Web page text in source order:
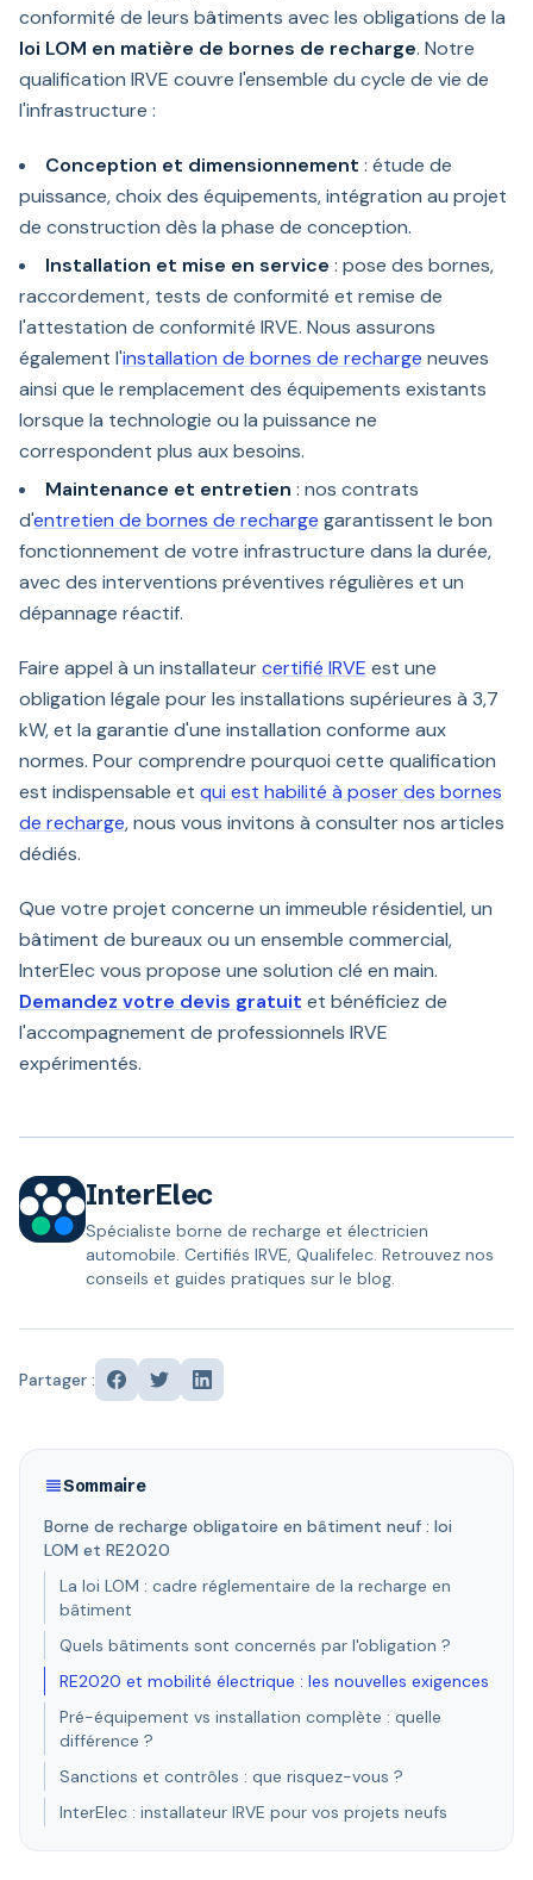
conformité de leurs bâtiments avec les obligations de la
loi LOM en matière de bornes de recharge. Notre
qualification IRVE couvre l'ensemble du cycle de vie de
l'infrastructure :
Conception et dimensionnement : étude de
puissance, choix des équipements, intégration au projet
de construction dès la phase de conception.
Installation et mise en service : pose des bornes,
raccordement, tests de conformité et remise de
l'attestation de conformité IRVE. Nous assurons
également l'installation de bornes de recharge neuves
ainsi que le remplacement des équipements existants
lorsque la technologie ou la puissance ne
correspondent plus aux besoins.
Maintenance et entretien : nos contrats
d'entretien de bornes de recharge garantissent le bon
fonctionnement de votre infrastructure dans la durée,
avec des interventions préventives régulières et un
dépannage réactif.
Faire appel à un installateurcertifié IRVE est une
obligation légale pour les installations supérieures à 3,7
kW, et la garantie d'une installation conforme aux
normes. Pour comprendre pourquoi cette qualification
est indispensable et qui est habilité à poser des bornes
de recharge, nous vous invitons à consulter nos articles
dédiés.
Que votre projet concerne un immeuble résidentiel, un
bâtiment de bureaux ou un ensemble commercial,
InterElec vous propose une solution clé en main.
Demandez votre devis gratuit et bénéficiez de
l'accompagnement de professionnels IRVE
expérimentés.
InterElec
Spécialiste borne de recharge et électricien
automobile. Certifiés IRVE, Qualifelec. Retrouvez nos
conseils et guides pratiques sur le blog.
Partager :
Sommaire
Borne de recharge obligatoire en bâtiment neuf : loi
LOM et RE2020
La loi LOM : cadre réglementaire de la recharge en
bâtiment
Quels bâtiments sont concernés par l'obligation ?
RE2020 et mobilité électrique : les nouvelles exigences
Pré-équipement vs installation complète : quelle
différence ?
Sanctions et contrôles : que risquez-vous ?
InterElec : installateur IRVE pour vos projets neufs